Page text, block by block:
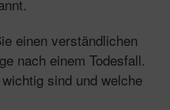
einen verständlichen
nach einem Todesfall.
sind und welche